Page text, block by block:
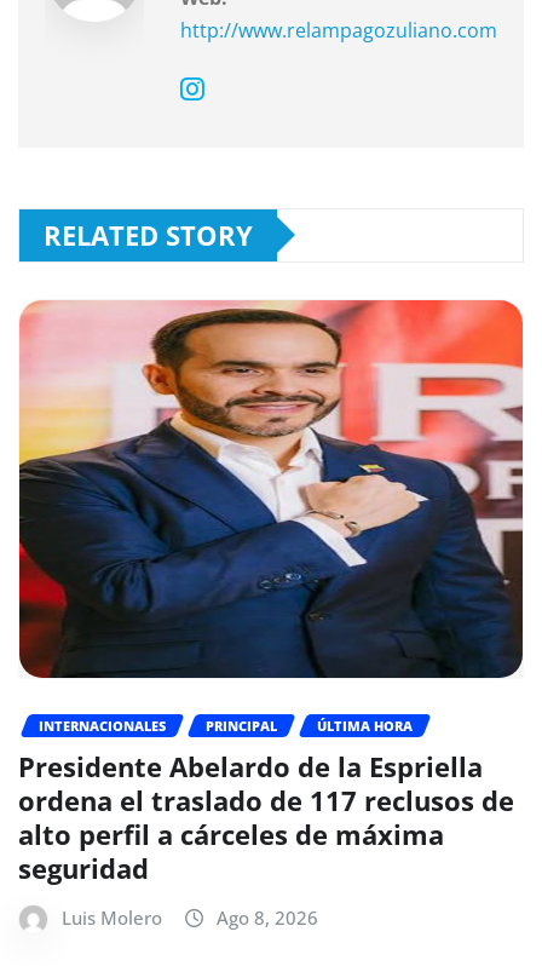
http://www.relampagozuliano.com
RELATED STORY
INTERNACIONALES PRINCIPAL ÚLTIMA HORA
Presidente Abelardo de la Espriella
ordena el traslado de 117 reclusos de
alto perfil a cárceles de máxima
seguridad
Luis Molero Ago 8, 2026